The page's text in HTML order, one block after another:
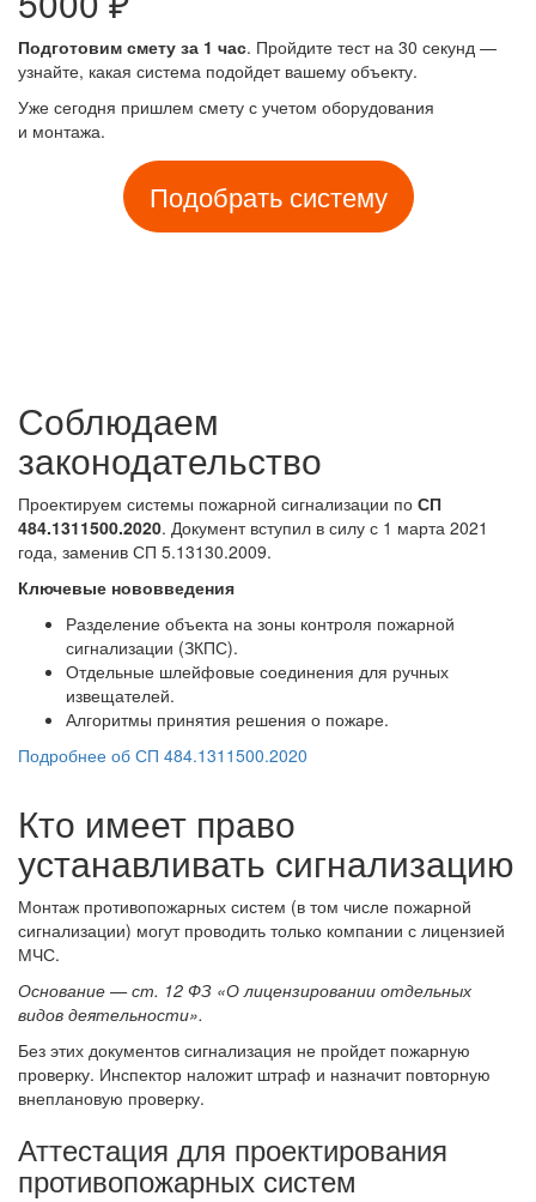
Подготовим смету за 1 час. Пройдите тест на 30 секунд —
узнайте, какая система подойдет вашему объекту.
Уже сегодня пришлем смету с учетом оборудования
и монтажа.
Подобрать систему
Соблюдаем
законодательство
Проектируем системы пожарной сигнализации по СП
484.1311500.2020. Документ вступил в силу с 1 марта 2021
года, заменив СП 5.13130.2009.
Ключевые нововведения
Разделение объекта на зоны контроля пожарной
сигнализации (ЗКПС).
Отдельные шлейфовые соединения для ручных
извещателей.
Алгоритмы принятия решения о пожаре.
Подробнее об СП 484.1311500.2020
Кто имеет право
устанавливать сигнализацию
Монтаж противопожарных систем (в том числе пожарной
сигнализации) могут проводить только компании с лицензией
МЧС.
Основание — ст. 12 ФЗ «О лицензировании отдельных
видов деятельности».
Без этих документов сигнализация не пройдет пожарную
проверку. Инспектор наложит штраф и назначит повторную
внеплановую проверку.
Аттестация для проектирования
противопожарных систем